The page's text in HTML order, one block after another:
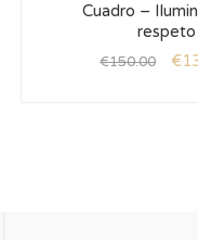
Cuadro –
respeto
€150.00 €